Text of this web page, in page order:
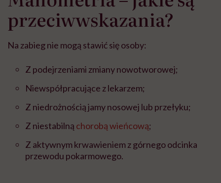
przeciwwskazania?
Na zabieg nie mogą stawić się osoby:
Z podejrzeniami zmiany nowotworowej;
Niewspółpracujące z lekarzem;
Z niedrożnością jamy nosowej lub przełyku;
Z niestabilną chorobą wieńcową;
Z aktywnym krwawieniem z górnego odcinka
przewodu pokarmowego.